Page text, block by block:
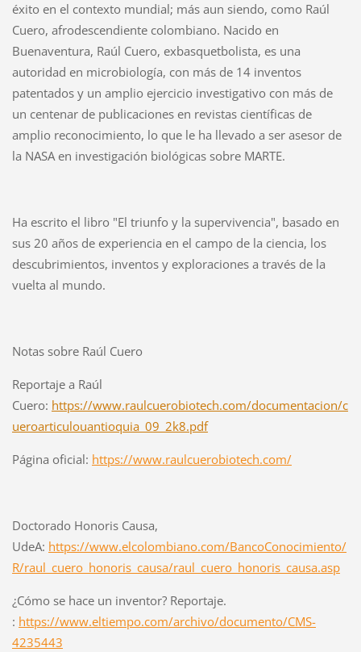
éxito en el contexto mundial; más aun siendo, como Raúl
Cuero, afrodescendiente colombiano. Nacido en
Buenaventura, Raúl Cuero, exbasquetbolista, es una
autoridad en microbiología, con más de 14 inventos
patentados y un amplio ejercicio investigativo con más de
un centenar de publicaciones en revistas científicas de
amplio reconocimiento, lo que le ha llevado a ser asesor de
la NASA en investigación biológicas sobre MARTE.
Ha escrito el libro "El triunfo y la supervivencia", basado en
sus 20 años de experiencia en el campo de la ciencia, los
descubrimientos, inventos y exploraciones a través de la
vuelta al mundo.
Notas sobre Raúl Cuero
Reportaje a Raúl
Cuero: https://www.raulcuerobiotech.com/documentacion/c
ueroarticulouantioquia_09_2k8.pdf
Página oficial: https://www.raulcuerobiotech.com/
Doctorado Honoris Causa,
UdeA: https://www.elcolombiano.com/BancoConocimiento/
R/raul_cuero_honoris_causa/raul_cuero_honoris_causa.asp
¿Cómo se hace un inventor? Reportaje.
: https://www.eltiempo.com/archivo/documento/CMS-
4235443